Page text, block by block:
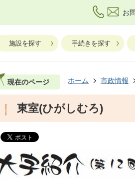
お
施設を探す 手続きを探す
現在のページ ホーム 市政情報
東室(ひがしむろ)